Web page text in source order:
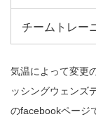
チームトレー
気温によって変更
ッシングウェンズ
のfacebookページ